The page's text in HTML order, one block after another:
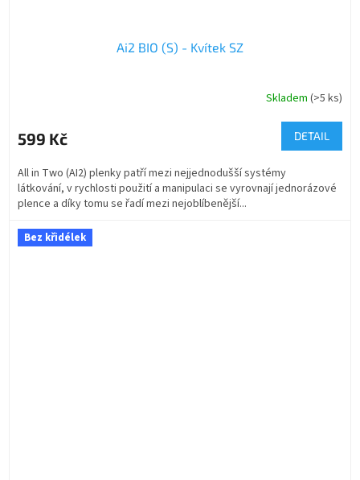
Ai2 BIO (S) - Kvítek SZ
Skladem (>5 ks)
599 Kč DETAIL
All in Two (AI2) plenky patří mezi nejjednodušší systémy
látkování, v rychlosti použití a manipulaci se vyrovnají jednorázové
plence a díky tomu se řadí mezi nejoblíbenější...
Bez křidélek